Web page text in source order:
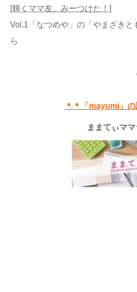
[輝くママ友、みーつけた！]
Vol.1「なつめや」の「やまざきと
ら
＊＊「mayumi」
ままてぃマ